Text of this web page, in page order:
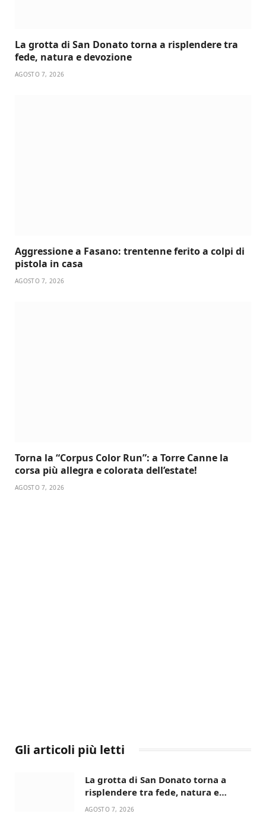
La grotta di San Donato torna a risplendere tra
fede, natura e devozione
AGOSTO 7, 2026
Aggressione a Fasano: trentenne ferito a colpi di
pistola in casa
AGOSTO 7, 2026
Torna la “Corpus Color Run”: a Torre Canne la
corsa più allegra e colorata dell’estate!
AGOSTO 7, 2026
Gli articoli più letti
La grotta di San Donato torna a
risplendere tra fede, natura e
devozione
AGOSTO 7, 2026